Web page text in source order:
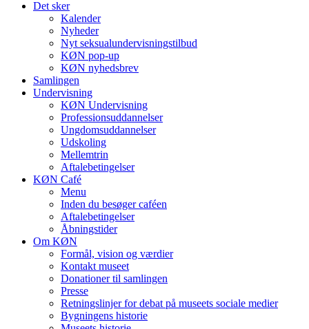
Det sker
Kalender
Nyheder
Nyt seksualundervisningstilbud
KØN pop-up
KØN nyhedsbrev
Samlingen
Undervisning
KØN Undervisning
Professionsuddannelser
Ungdomsuddannelser
Udskoling
Mellemtrin
Aftalebetingelser
KØN Café
Menu
Inden du besøger caféen
Aftalebetingelser
Åbningstider
Om KØN
Formål, vision og værdier
Kontakt museet
Donationer til samlingen
Presse
Retningslinjer for debat på museets sociale medier
Bygningens historie